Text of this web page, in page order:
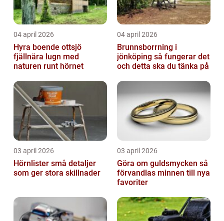
04 april 2026
Hyra boende ottsjö
fjällnära lugn med
naturen runt hörnet
04 april 2026
Brunnsborrning i
jönköping så fungerar det
och detta ska du tänka på
03 april 2026
Hörnlister små detaljer
som ger stora skillnader
03 april 2026
Göra om guldsmycken så
förvandlas minnen till nya
favoriter